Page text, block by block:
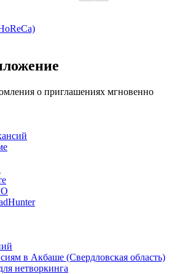
о приглашениях мгновенно
в Акбаше (Свердловская область)
нетворкинга